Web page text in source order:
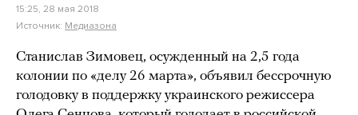
15:25, 28 мая 2018
Источник: Медиазона
Станислав Зимовец, осужденный на 2,5 года
колонии по «делу 26 марта», объявил бессрочную
голодовку в поддержку украинского режиссера